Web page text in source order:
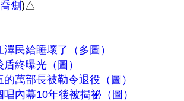
喬劁)△
民給睡壞了（多圖）
終曝光（圖）
萬部長被勒令退役（圖）
內幕10年後被揭祕（圖）